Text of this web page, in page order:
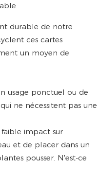
durable de notre
ces cartes
un moyen de
usage ponctuel ou de
ne nécessitent pas une
impact sur
et de placer dans un
pousser. N'est-ce